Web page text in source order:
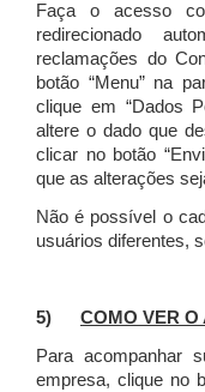
Faça o acesso
redirecionado
reclamações do
botão “Menu” na
clique em “Dados
altere o dado que
clicar no botão
que as alterações
Não é possível o
usuários diferentes,
5) COMO VER
Para acompanhar
empresa, clique no